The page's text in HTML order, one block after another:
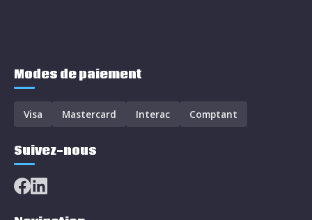
Modes de paiement
Visa Mastercard Interac Comptant
Suivez-nous